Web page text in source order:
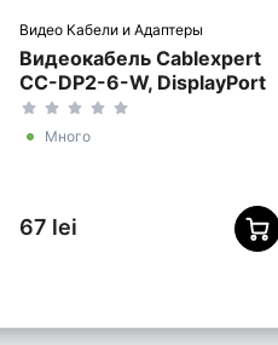
Видео Кабели и Адаптеры
Видеокабель Cablexpert
CC-DP2-6-W, DisplayPort
(M) - DisplayPort (M),
Белый
Много
67 lei